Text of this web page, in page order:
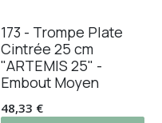
173 - Trompe Plate
Cintrée 25 cm
"ARTEMIS 25" -
Embout Moyen
48,33 €